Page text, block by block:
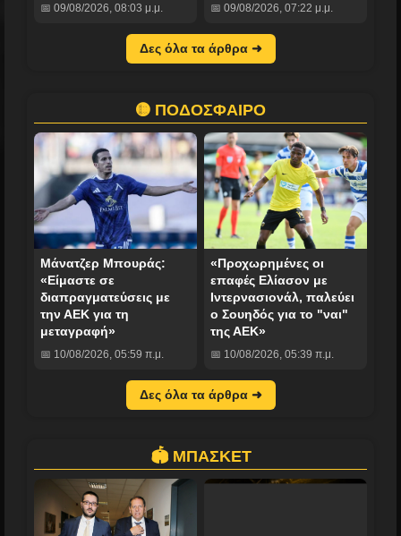
📅 09/08/2026, 08:03 μ.μ. 📅 09/08/2026, 07:22 μ.μ.
Δες όλα τα άρθρα ➜
🟡 ΠΟΔΟΣΦΑΙΡΟ
Μάνατζερ Μπουράς:
«Είμαστε σε
διαπραγματεύσεις με
την ΑΕΚ για τη
μεταγραφή»
📅 10/08/2026, 05:59 π.μ.
«Προχωρημένες οι
επαφές Ελίασον με
Ιντερνασιονάλ, παλεύει
ο Σουηδός για το "ναι"
της ΑΕΚ»
📅 10/08/2026, 05:39 π.μ.
Δες όλα τα άρθρα ➜
🏟️ ΜΠΑΣΚΕΤ